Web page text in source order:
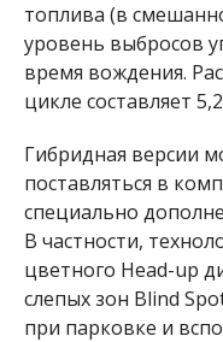
топлива (в
уровень выбросов
время вождения.
цикле составляет
Гибридная версии
поставляться в
специально
В частности,
цветного Head-up
слепых зон Blind
при парковке и